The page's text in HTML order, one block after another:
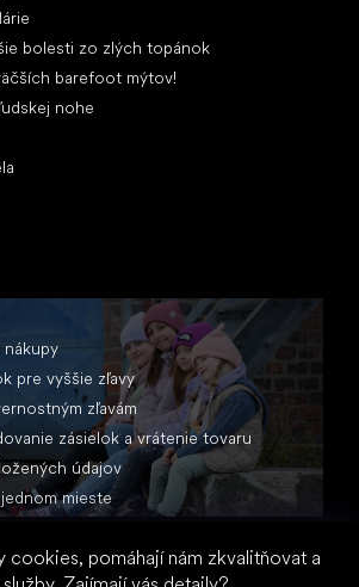
cookies, pomáhají nám zkvalitňovat a
bolesti zo zlých topánok
barefoot mýtov!
nohe
nákupy
pre vyššie zľavy
zľavám
zásielok a vrátenie tovaru
údajov
mieste